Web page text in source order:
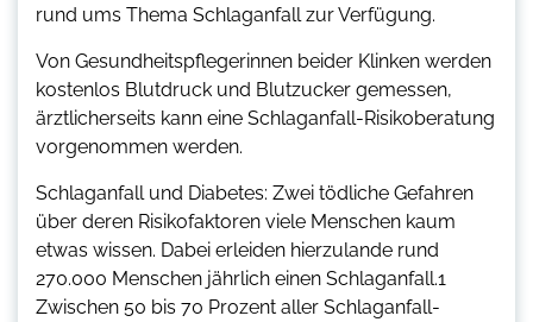
rund ums Thema Schlaganfall zur Verfügung.
Von Gesundheitspflegerinnen beider Klinken werden
kostenlos Blutdruck und Blutzucker gemessen,
ärztlicherseits kann eine Schlaganfall-Risikoberatung
vorgenommen werden.
Schlaganfall und Diabetes: Zwei tödliche Gefahren
über deren Risikofaktoren viele Menschen kaum
etwas wissen. Dabei erleiden hierzulande rund
270.000 Menschen jährlich einen Schlaganfall.1
Zwischen 50 bis 70 Prozent aller Schlaganfall-